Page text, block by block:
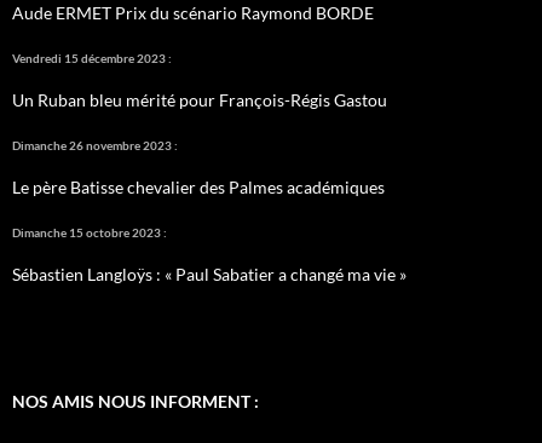
Aude ERMET Prix du scénario Raymond BORDE
Vendredi 15 décembre 2023 :
Un Ruban bleu mérité pour François-Régis Gastou
Dimanche 26 novembre 2023 :
Le père Batisse chevalier des Palmes académiques
Dimanche 15 octobre 2023 :
Sébastien Langloÿs : « Paul Sabatier a changé ma vie »
NOS AMIS NOUS INFORMENT :